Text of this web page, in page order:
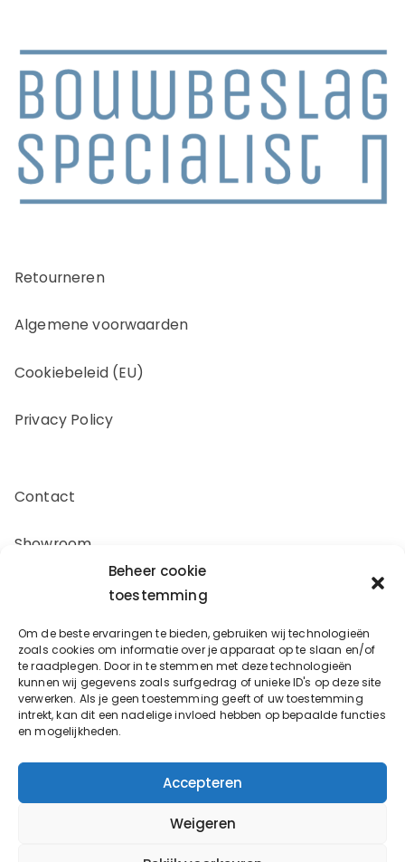
Beheer cookie
toestemming
Om de beste ervaringen te bieden, gebruiken wij technologieën
zoals cookies om informatie over je apparaat op te slaan en/of
te raadplegen. Door in te stemmen met deze technologieën
kunnen wij gegevens zoals surfgedrag of unieke ID's op deze site
verwerken. Als je geen toestemming geeft of uw toestemming
intrekt, kan dit een nadelige invloed hebben op bepaalde functies
en mogelijkheden.
Accepteren
Weigeren
Retourneren
Algemene voorwaarden
Cookiebeleid (EU)
Privacy Policy
Contact
Showroom
Offerte aanvragen
Zakelijk inkopen
Oostergracht 17-10
3763LX Soest
info@bouwbeslagspecialist.nl